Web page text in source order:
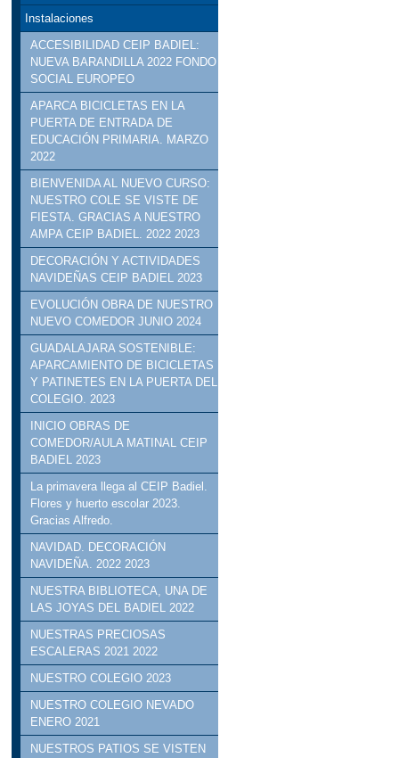
Instalaciones
ACCESIBILIDAD CEIP BADIEL:
NUEVA BARANDILLA 2022 FONDO
SOCIAL EUROPEO
APARCA BICICLETAS EN LA
PUERTA DE ENTRADA DE
EDUCACIÓN PRIMARIA. MARZO
2022
BIENVENIDA AL NUEVO CURSO:
NUESTRO COLE SE VISTE DE
FIESTA. GRACIAS A NUESTRO
AMPA CEIP BADIEL. 2022 2023
DECORACIÓN Y ACTIVIDADES
NAVIDEÑAS CEIP BADIEL 2023
EVOLUCIÓN OBRA DE NUESTRO
NUEVO COMEDOR JUNIO 2024
GUADALAJARA SOSTENIBLE:
APARCAMIENTO DE BICICLETAS
Y PATINETES EN LA PUERTA DEL
COLEGIO. 2023
INICIO OBRAS DE
COMEDOR/AULA MATINAL CEIP
BADIEL 2023
La primavera llega al CEIP Badiel.
Flores y huerto escolar 2023.
Gracias Alfredo.
NAVIDAD. DECORACIÓN
NAVIDEÑA. 2022 2023
NUESTRA BIBLIOTECA, UNA DE
LAS JOYAS DEL BADIEL 2022
NUESTRAS PRECIOSAS
ESCALERAS 2021 2022
NUESTRO COLEGIO 2023
NUESTRO COLEGIO NEVADO
ENERO 2021
NUESTROS PATIOS SE VISTEN